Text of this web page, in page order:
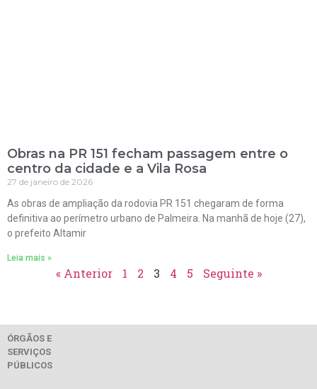
Obras na PR 151 fecham passagem entre o
centro da cidade e a Vila Rosa
27 de janeiro de 2026
As obras de ampliação da rodovia PR 151 chegaram de forma
definitiva ao perímetro urbano de Palmeira. Na manhã de hoje (27),
o prefeito Altamir
Leia mais »
« Anterior 1 2 3 4 5 Seguinte »
ÓRGÃOS E
SERVIÇOS
PÚBLICOS